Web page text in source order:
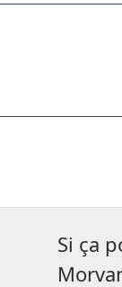
Si ça